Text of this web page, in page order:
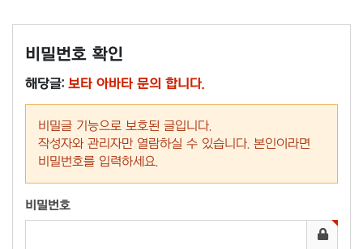
비밀번호 확인
해당글: 보타 아바타 문의 합니다.
비밀글 기능으로 보호된 글입니다.
작성자와 관리자만 열람하실 수 있습니다. 본인이라면
비밀번호를 입력하세요.
비밀번호